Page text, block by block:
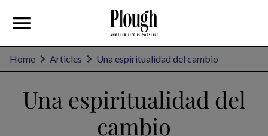
Home Articles Una espiritualidad del cambio
Una espiritualidad del
cambio